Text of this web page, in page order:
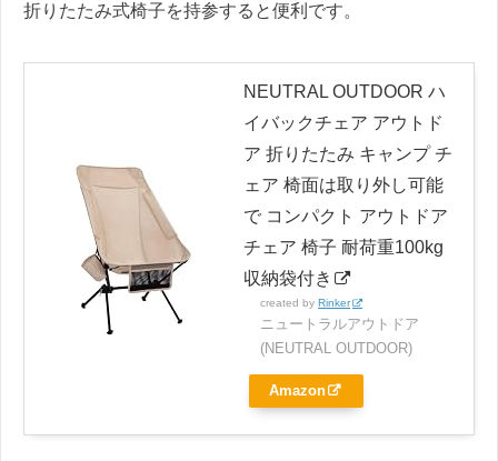
折りたたみ式椅子を持参すると便利です。
NEUTRAL OUTDOOR ハ
イバックチェア アウトド
ア 折りたたみ キャンプ チ
ェア 椅面は取り外し可能
で コンパクト アウトドア
チェア 椅子 耐荷重100kg
収納袋付き
created by Rinker
ニュートラルアウトドア
(NEUTRAL OUTDOOR)
Amazon